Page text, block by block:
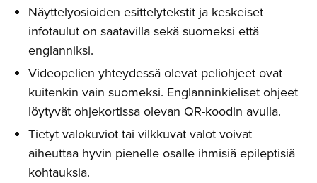
Näyttelyosioiden esittelytekstit ja keskeiset
infotaulut on saatavilla sekä suomeksi että
englanniksi.
Videopelien yhteydessä olevat peliohjeet ovat
kuitenkin vain suomeksi. Englanninkieliset ohjeet
löytyvät ohjekortissa olevan QR-koodin avulla.
Tietyt valokuviot tai vilkkuvat valot voivat
aiheuttaa hyvin pienelle osalle ihmisiä epileptisiä
kohtauksia.